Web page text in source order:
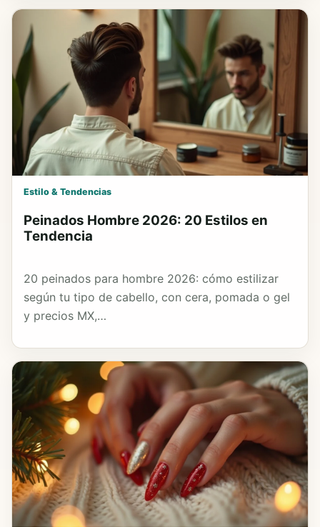
Estilo & Tendencias
Peinados Hombre 2026: 20 Estilos en
Tendencia
20 peinados para hombre 2026: cómo estilizar
según tu tipo de cabello, con cera, pomada o gel
y precios MX,…